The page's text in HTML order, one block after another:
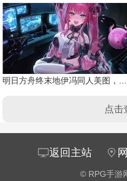
明日方舟终末地伊冯同人美图，粉毛恶魔伊冯
点击
返回主站
© RPG手游